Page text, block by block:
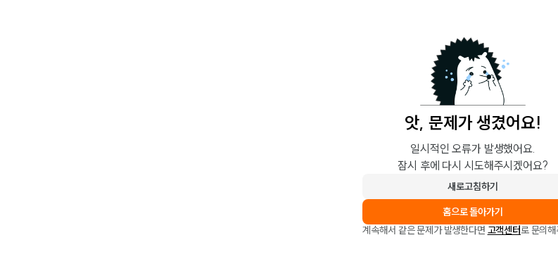
앗, 문제가 생겼어요!
일시적인 오류가 발생했어요.
잠시 후에 다시 시도해주시겠어요?
새로고침하기
홈으로 돌아가기
계속해서 같은 문제가 발생한다면 고객센터로 문의